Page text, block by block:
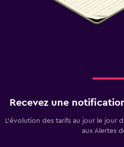
Recevez une
L’évolution des tarifs au jour le jour
aux Alertes